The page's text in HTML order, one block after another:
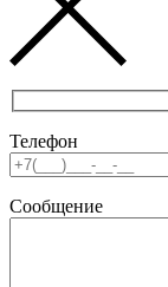
Телефон
Сообщение